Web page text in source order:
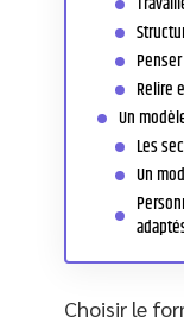
Relire
Un
Les
Un
Choisir le